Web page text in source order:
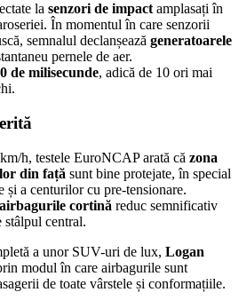
la senzori de impact amplasați în
În momentul în care senzorii
semnalul declanșează generatoarele
pernele de aer.
de milisecunde, adică de 10 ori mai
h, testele EuroNCAP arată că zona
din față sunt bine protejate, în special
a centurilor cu pre-tensionare.
airbagurile cortină reduc semnificativ
central.
a unor SUV-uri de lux, Logan
modul în care airbagurile sunt
de toate vârstele și conformațiile.